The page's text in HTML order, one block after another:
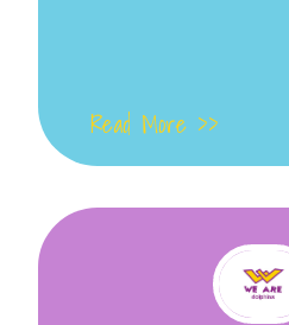
Read More >>